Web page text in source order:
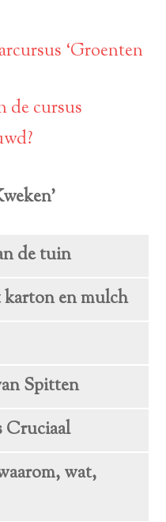
‘Groenten
de cursus
de tuin
en mulch
Spitten
Cruciaal
wat,